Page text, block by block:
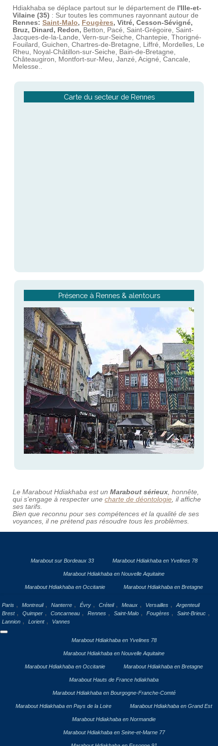
Hdiakhaba se déplace partout sur le département de l'Ille-et-
Vilaine (35) : Sur toutes les communes rayonnant autour de
Rennes: Saint-Malo, Fougères, Vitré, Cesson-Sévigné,
Bruz, Dinard, Redon, Betton, Pacé, Saint-Grégoire, Saint-
Jacques-de-la-Lande, Vern-sur-Seiche, Chantepie, Thorigné-
Fouilard, Guichen, Chartres-de-Bretagne, Liffré, Mordelles, Le
Rheu, Noyal-Châtillon-sur-Seiche, Bain-de-Bretagne,
Châteaugiron, Montfort-sur-Meu, Janzé, Acigné, Cancale,
Melesse..
Carte du secteur de Rennes
Présence à Rennes & alentours
Le Marabout Hdiakhaba est un Marabout sérieux, honnête,
qui s'engage à respecter une charte de déontologie, il affiche
ses tarifs.
Bien que reconnu pour ses compétences et la qualité de ses
voyances, il ne prétend pas résoudre tous les problèmes.
Marabout sur Bordeaux 33 Marabout Hdiakhaba en Yvelines 78
Marabout Hdiakhaba en Nouvelle Aquitaine
Marabout Hdiakhaba en Occitanie Marabout Hdiakhaba en Bretagne
Paris , Montreuil , Nanterre , Évry , Créteil , Meaux , Versailles ,
Argenteuil
Brest , Quimper , Concarneau , Rennes , Saint-Malo , Fougères , Saint-Brieuc ,
Lannion , Lorient , Vannes
Marabout Hdiakhaba en Yvelines 78
Marabout Hdiakhaba en Nouvelle Aquitaine
Marabout Hdiakhaba en Occitanie Marabout Hdiakhaba en Bretagne
Marabout Hauts de France hdiakhaba
Marabout Hdiakhaba en Bourgogne-Franche-Comté
Marabout Hdiakhaba en Pays de la Loire Marabout Hdiakhaba en Grand Est
Marabout Hdiakhaba en Normandie
Marabout Hdiakhaba en Seine-et-Marne 77